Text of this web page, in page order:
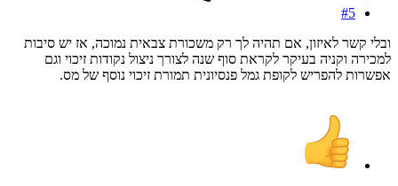
#5
ובלי קשר לאיזון, אם תהיה לך רק משכורת צבאית נמוכה, אז יש סיבות
למכירה וקניה בעיקר לקראת סוף שנה לצורך ניצול נקודות זיכוי וגם
אפשרות להפריש לקופת גמל פנסיונית תמורת זיכוי נוסף של מס.